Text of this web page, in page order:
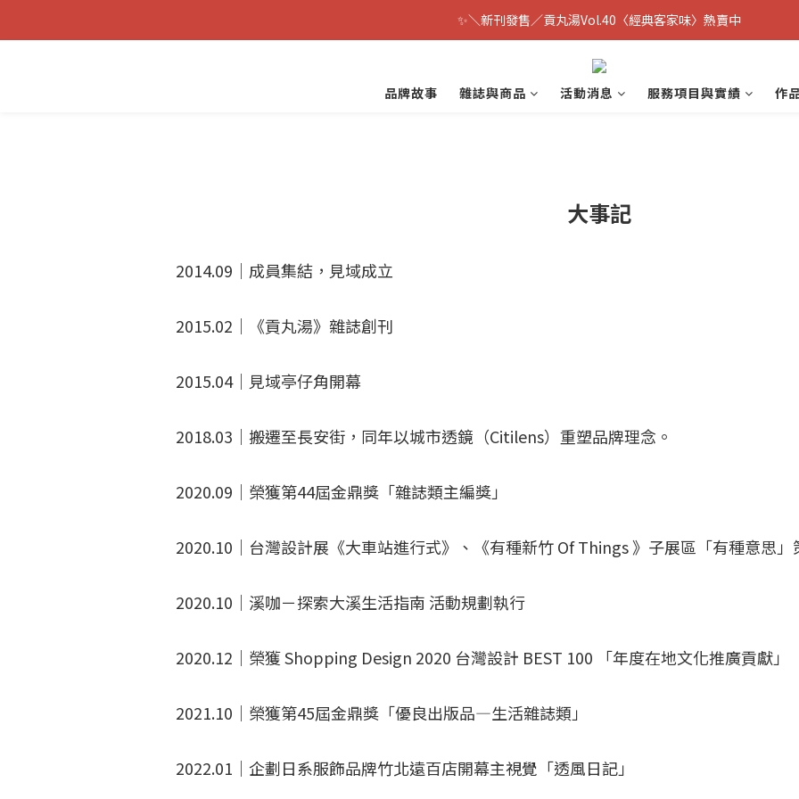
✨＼新刊發售／貢丸湯Vol.40〈經典客家味〉熱賣中
品牌故事 雜誌與商品 活動消息 服務項目與實績 作
大事記
2014.09｜成員集結，見域成立
2015.02｜《貢丸湯》雜誌創刊
2015.04｜見域亭仔角開幕
2018.03｜搬遷至長安街，同年以城市透鏡（Citilens）重塑品牌理念。
2020.09｜榮獲第44屆金鼎獎「雜誌類主編獎」
2020.10｜台灣設計展《大車站進行式》、《有種新竹 Of Things 》子展區「有種意思」
2020.10｜溪咖－探索大溪生活指南 活動規劃執行
2020.12｜榮獲 Shopping Design 2020 台灣設計 BEST 100 「年度在地文化推廣貢獻」
2021.10｜榮獲第45屆金鼎獎「優良出版品—生活雜誌類」
2022.01｜企劃日系服飾品牌竹北遠百店開幕主視覺「透風日記」